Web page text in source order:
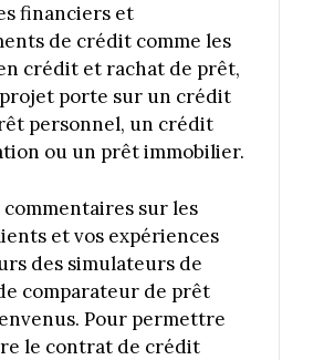
financiers et
de crédit comme les
crédit et rachat de prêt,
porte sur un crédit
personnel, un crédit
ou un prêt immobilier.
commentaires sur les
et vos expériences
des simulateurs de
comparateur de prêt
Pour permettre
le contrat de crédit